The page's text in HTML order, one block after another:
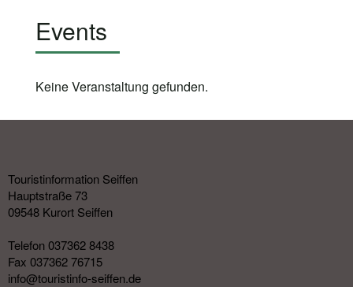
Events
Keine Veranstaltung gefunden.
Touristinformation Seiffen
Hauptstraße 73
09548 Kurort Seiffen
Telefon 037362 8438
Fax 037362 76715
info@touristinfo-seiffen.de